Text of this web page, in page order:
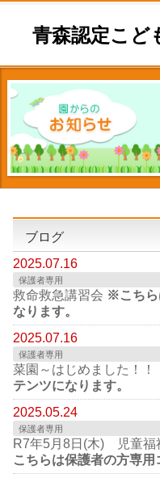
青森認定こ
ブログ
2025.07.16
保護者専用
救命救急講習会 ※こちら
なります。
2025.07.16
保護者専用
菜園～はじめました！！
テンツになります。
2025.05.24
保護者専用
R7年5月8日(木) 児童福
こちらは保護者の方専用